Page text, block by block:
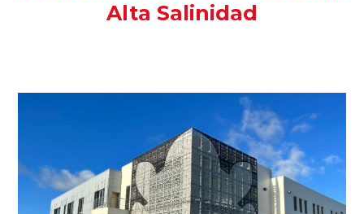
Alta Salinidad